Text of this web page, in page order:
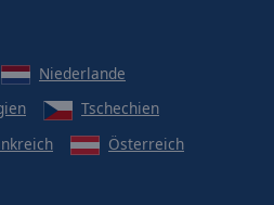
Niederlande
Tschechien
Österreich